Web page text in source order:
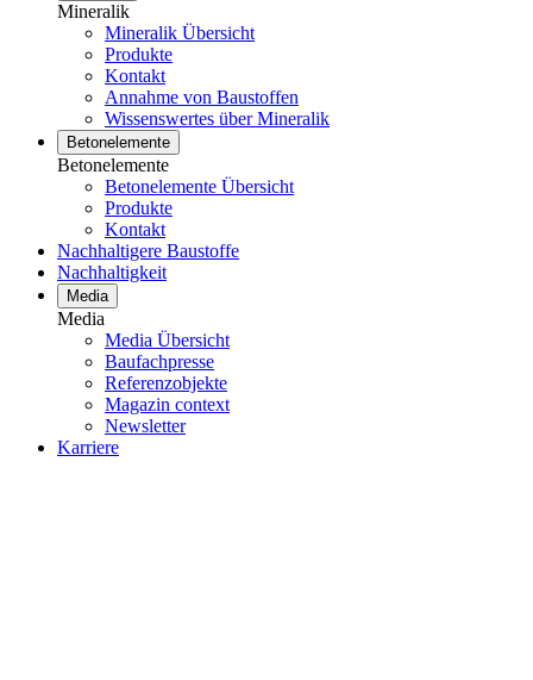
Mineralik
Mineralik Übersicht
Produkte
Kontakt
Annahme von Baustoffen
Wissenswertes über Mineralik
Betonelemente
Betonelemente
Betonelemente Übersicht
Produkte
Kontakt
Nachhaltigere Baustoffe
Nachhaltigkeit
Media
Media
Media Übersicht
Baufachpresse
Referenzobjekte
Magazin context
Newsletter
Karriere